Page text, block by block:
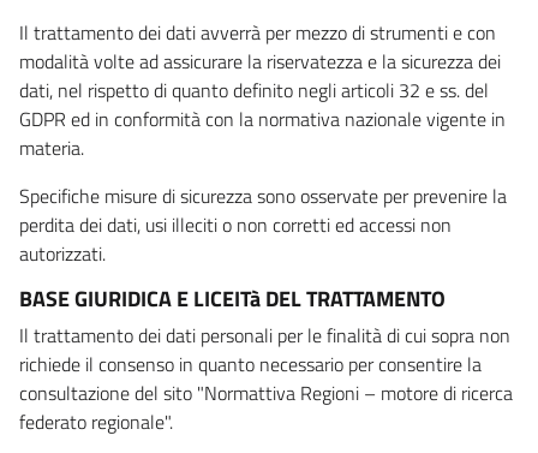
Il trattamento dei dati avverrà per mezzo di strumenti e con
modalità volte ad assicurare la riservatezza e la sicurezza dei
dati, nel rispetto di quanto definito negli articoli 32 e ss. del
GDPR ed in conformità con la normativa nazionale vigente in
materia.
Specifiche misure di sicurezza sono osservate per prevenire la
perdita dei dati, usi illeciti o non corretti ed accessi non
autorizzati.
BASE GIURIDICA E LICEITà DEL TRATTAMENTO
Il trattamento dei dati personali per le finalità di cui sopra non
richiede il consenso in quanto necessario per consentire la
consultazione del sito "Normattiva Regioni – motore di ricerca
federato regionale".